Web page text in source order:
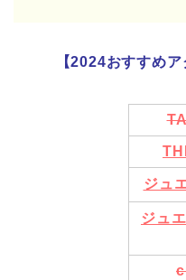
【2024おすすめ
ジュ
ジュ